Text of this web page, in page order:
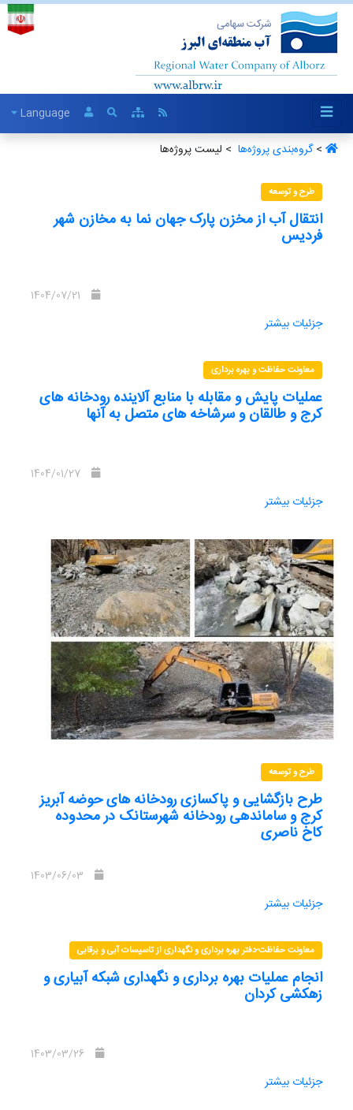
Language
>گروه‌بندی پروژه‌ها ‏ > لیست پروژه‌ها
طرح و توسعه
انتقال آب از مخزن پارک جهان نما به مخازن شهر
فردیس
جزئیات بیشتر
معاونت حفاظت و بهره برداری
عملیات پایش و مقابله با منابع آلاینده رودخانه های
کرج و طالقان و سرشاخه های متصل به آنها
جزئیات بیشتر
طرح و توسعه
طرح بازگشایی و پاکسازی رودخانه های حوضه آبریز
کرج و ساماندهی رودخانه شهرستانک در محدوده
کاخ ناصری
جزئیات بیشتر
معاونت حفاظت-دفتر بهره برداری و نگهداری از تاسیسات آبی و برقابی
انجام عملیات بهره برداری و نگهداری شبکه آبیاری و
زهکشی کردان
جزئیات بیشتر